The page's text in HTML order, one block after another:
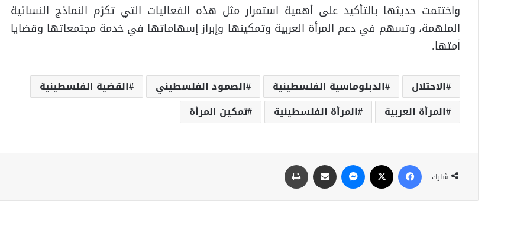
واختتمت حديثها بالتأكيد على أهمية استمرار مثل هذه الفعاليات التي تكرّم النماذج النسائية
الملهمة، وتسهم في دعم المرأة العربية وتمكينها وإبراز إسهاماتها في خدمة مجتمعاتها وقضايا
أمتها.
الاحتلال الدبلوماسية الفلسطينية الصمود الفلسطيني
القضية الفلسطينية
المرأة العربية
المرأة الفلسطينية تمكين المرأة
شارك